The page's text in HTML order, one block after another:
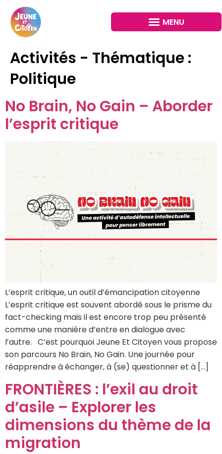
Activités - Thématique :
Politique
No Brain, No Gain – Aborder
l’esprit critique
L’esprit critique, un outil d’émancipation citoyenne
L’esprit critique est souvent abordé sous le prisme du
fact-checking mais il est encore trop peu présenté
comme une manière d’entre en dialogue avec
l’autre. C’est pourquoi Jeune Et Citoyen vous propose
son parcours No Brain, No Gain. Une journée pour
réapprendre à échanger, à (se) questionner et à […]
FRONTIÈRES : l’exil au droit
d’asile – Explorer les
dimensions du thème de la
migration